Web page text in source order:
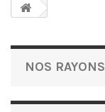
NOS RAYONS